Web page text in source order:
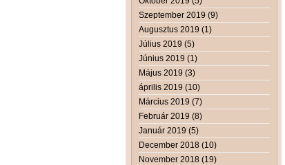
Szeptember 2019 (9)
Augusztus 2019 (1)
Július 2019 (5)
Június 2019 (1)
Május 2019 (3)
április 2019 (10)
Március 2019 (7)
Február 2019 (8)
Január 2019 (5)
December 2018 (10)
November 2018 (19)